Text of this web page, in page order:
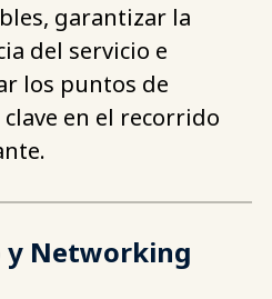
garantizar la
del servicio e
los puntos de
en el recorrido
y Networking